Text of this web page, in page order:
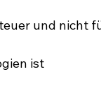
und nicht
ist